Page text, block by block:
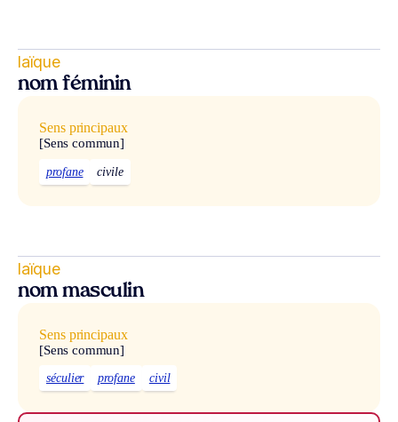
laïque
nom féminin
Sens principaux
[Sens commun]
profane civile
laïque
nom masculin
Sens principaux
[Sens commun]
séculier profane civil